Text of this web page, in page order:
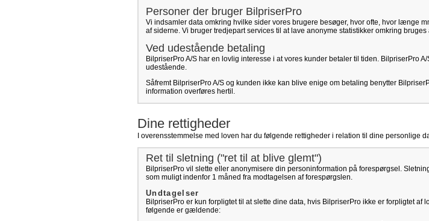
Personer der bruger BilpriserPro
Vi indsamler data omkring hvilke sider vores brugere besøger, hvor ofte, hvor længe
af siderne. Vi bruger tredjepart services til at lave anonyme statistikker omkring bruges
Ved udestående betaling
BilpriserPro A/S har en lovlig interesse i at vores kunder betaler til tiden. BilpriserPro
udestående.
Såfremt BilpriserPro A/S og kunden ikke kan blive enige om betaling benytter
information overføres hertil.
Dine rettigheder
I overensstemmelse med loven har du følgende rettigheder i relation til dine personlige
Ret til sletning ("ret til at blive glemt")
BilpriserPro vil slette eller anonymisere din personinformation på forespørgsel.
som muligt indenfor 1 måned fra modtagelsen af forespørgslen.
Undtagelser
BilpriserPro er kun forpligtet til at slette dine data, hvis BilpriserPro ikke er forpligtet af
følgende er gældende: